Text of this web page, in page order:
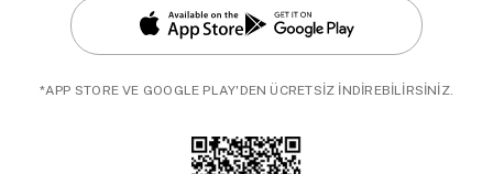
*APP STORE VE GOOGLE PLAY'DEN ÜCRETSİZ İNDİREBİLİRSİNİZ.